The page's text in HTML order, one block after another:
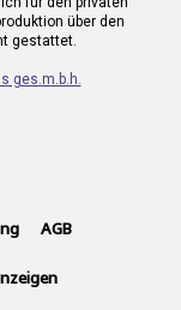
über den
gestattet.
ges.m.b.h.
AGB